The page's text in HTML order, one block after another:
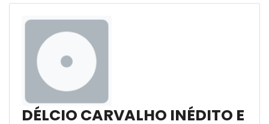
DÉLCIO CARVALHO INÉDITO E